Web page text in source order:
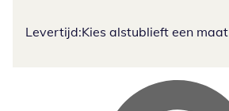
Levertijd:Kies alstublieft een maat